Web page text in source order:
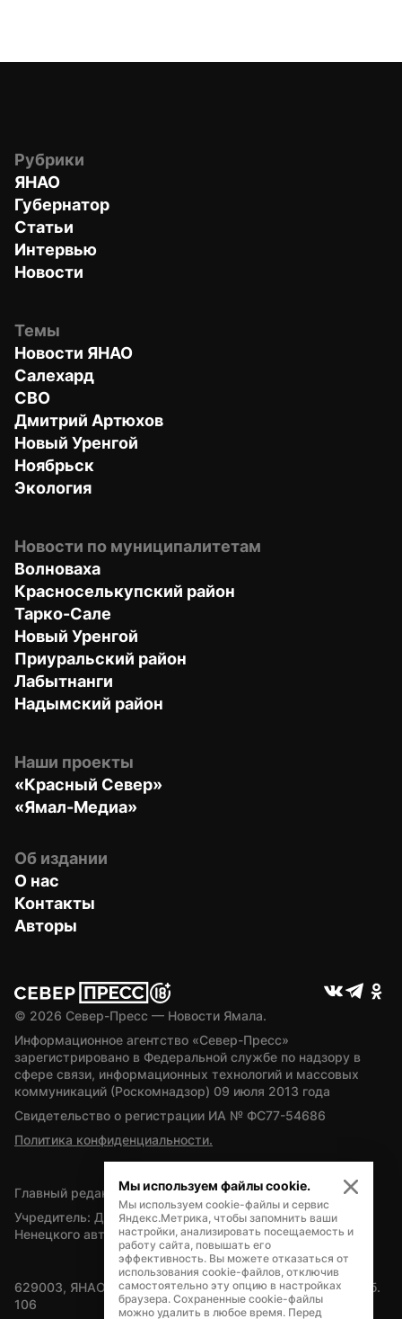
Рубрики
ЯНАО
Губернатор
Статьи
Интервью
Новости
Темы
Новости ЯНАО
Салехард
СВО
Дмитрий Артюхов
Новый Уренгой
Ноябрьск
Экология
Новости по муниципалитетам
Волноваха
Красноселькупский район
Тарко-Сале
Новый Уренгой
Приуральский район
Лабытнанги
Надымский район
Наши проекты
«Красный Север»
«Ямал-Медиа»
Об издании
О нас
Контакты
Авторы
© 2026 Север-Пресс — Новости Ямала.
Информационное агентство «Север-Пресс»
зарегистрировано в Федеральной службе по надзору в
сфере связи, информационных технологий и массовых
коммуникаций (Роскомнадзор) 09 июля 2013 года
Свидетельство о регистрации ИА № ФС77-54686
Политика конфиденциальности.
Главный редактор — А.Л. Поздеев
Учредитель: Департамент внутренней политики Ямало-
Ненецкого автономного округа
629003, ЯНАО, Салехард, мкр. Богдана Кнунянца, д.1, каб.
106
Мы используем файлы cookie.
Мы используем cookie-файлы и сервис
Яндекс.Метрика, чтобы запомнить ваши
настройки, анализировать посещаемость и
работу сайта, повышать его
эффективность. Вы можете отказаться от
использования cookie-файлов, отключив
самостоятельно эту опцию в настройках
браузера. Сохраненные cookie-файлы
можно удалить в любое время. Перед